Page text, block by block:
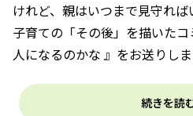
けれど、親はいつまで見守れば
子育ての「その後」を描いた
人になるのかな 』をお送りしま
続きを読